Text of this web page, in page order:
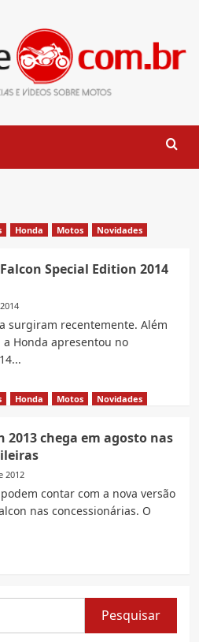
Honda Motos Novidades
Special Edition 2014
surgiram recentemente. Além
a Honda apresentou no
Honda Motos Novidades
2013 chega em agosto nas
2012
contar com a nova versão
nas concessionárias. O